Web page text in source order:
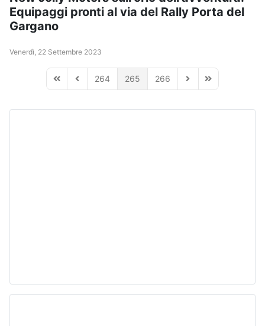
Equipaggi pronti al via del Rally Porta del
Gargano
Venerdì, 22 Settembre 2023
First PagePrevious Page
264 265 266 Next PageLast Page